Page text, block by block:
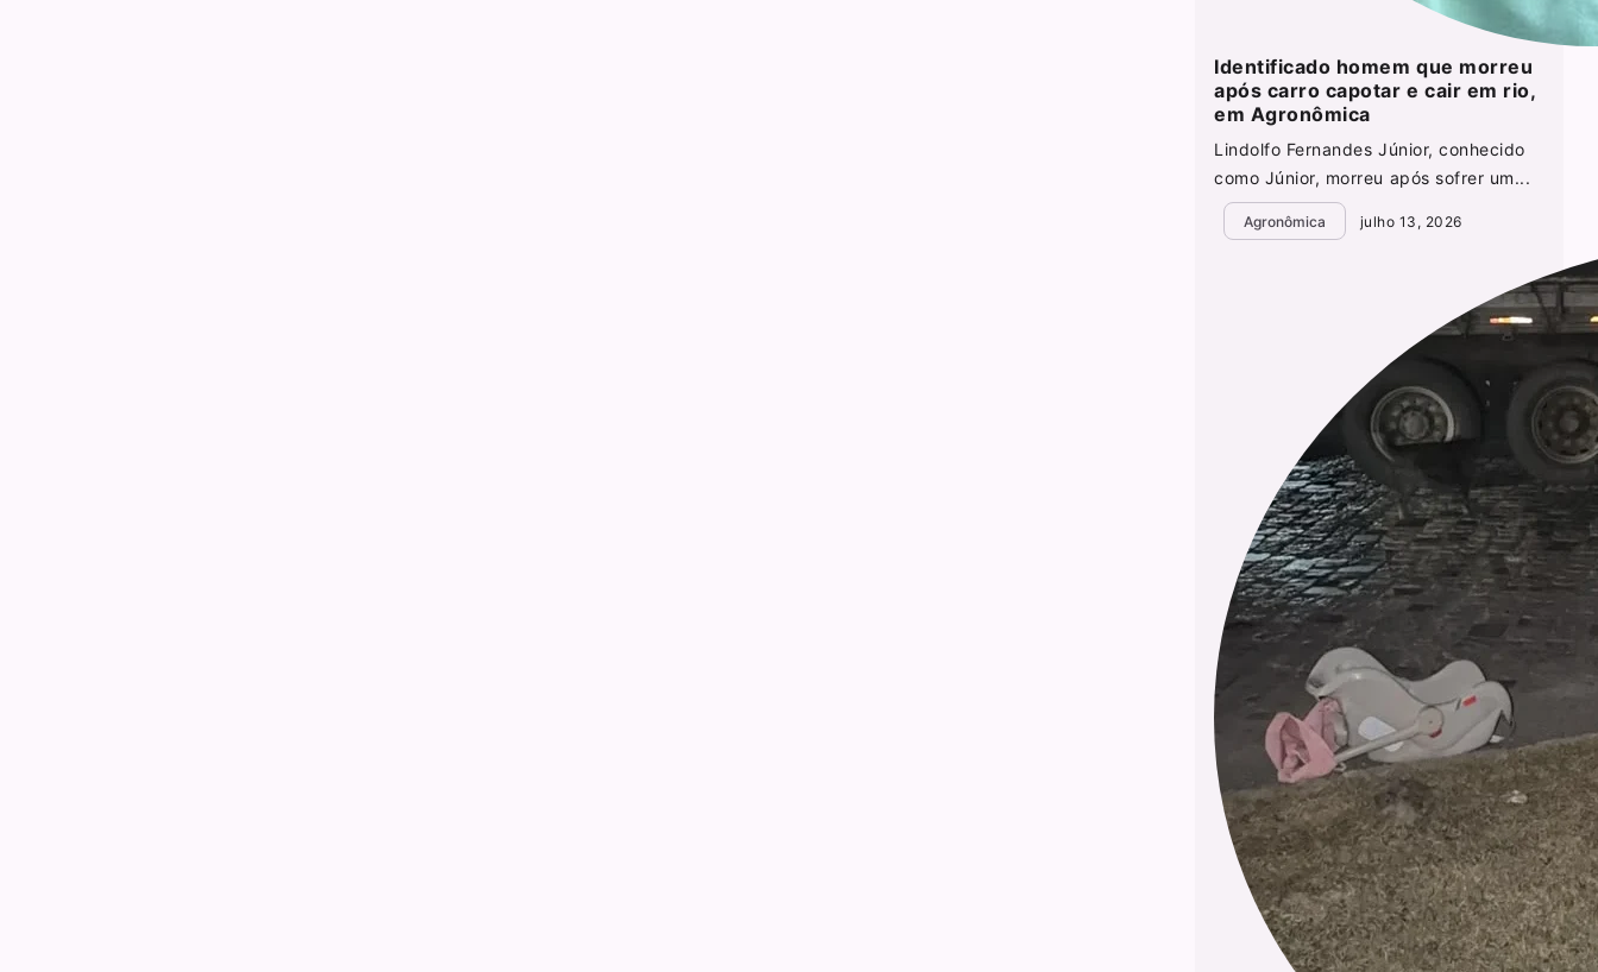
Identificado homem que morreu
após carro capotar e cair em rio,
em Agronômica
Lindolfo Fernandes Júnior, conhecido
como Júnior, morreu após sofrer um...
Agronômica julho 13, 2026